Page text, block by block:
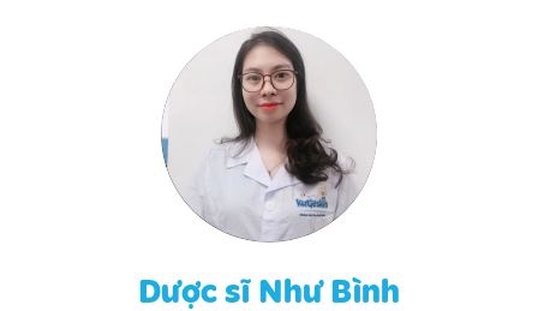
Dược sĩ Như Bình